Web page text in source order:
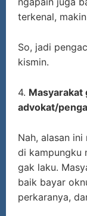
terkenal,
So, jadi
kismin.
4. Masyarakat
advokat/
Nah, alasan
di kampungku
gak laku.
baik bayar
perkaranya,